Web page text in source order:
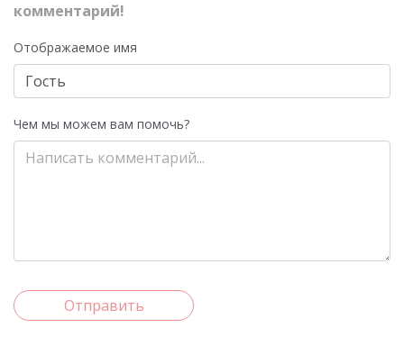
комментарий!
Отображаемое имя
Чем мы можем вам помочь?
Отправить